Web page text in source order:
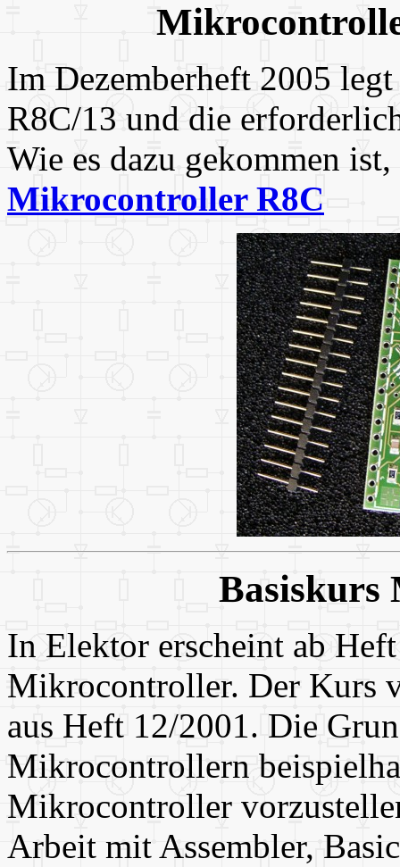
Im Dezemberheft 2005
R8C/13 und die
Wie es dazu gekommen
Mikrocontroller R8C
In Elektor erscheint ab
Mikrocontroller. Der Kurs
aus Heft 12/2001. Die
Mikrocontrollern
Mikrocontroller
Arbeit mit Assembler,